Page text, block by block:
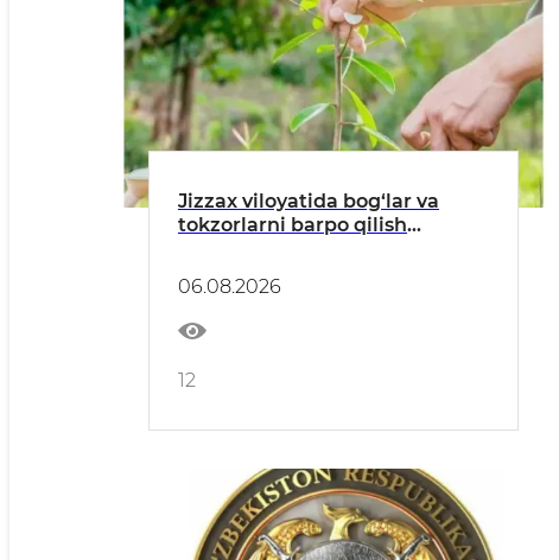
Jizzax viloyatida bog‘lar va
tokzorlarni barpo qilish
06.08.2026
12